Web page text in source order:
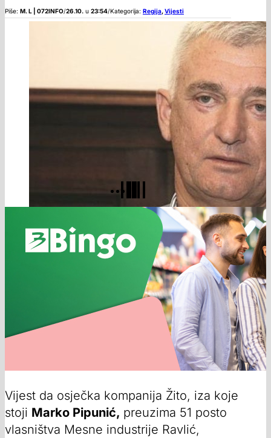
Piše: M. L | 072INFO/26.10. u 23:54/Kategorija: Regija,Vijesti
Vijest da osječka kompanija Žito, iza koje
stoji Marko Pipunić, preuzima 51 posto
vlasništva Mesne industrije Ravlić,